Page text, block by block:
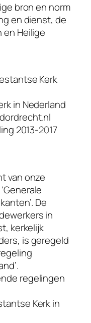
bron en norm
en dienst, de
en Heilige
Kerk
in Nederland
2013-2017
van onze
De
in
kerkelijk
is geregeld
regelingen
Kerk in